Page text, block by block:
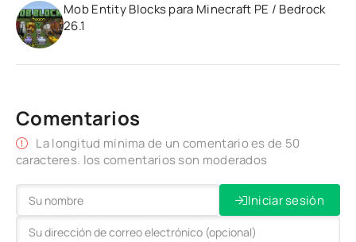
Mob Entity Blocks para Minecraft PE / Bedrock
26.1
Comentarios
La longitud mínima de un comentario es de 50
caracteres. los comentarios son moderados
Iniciar sesión